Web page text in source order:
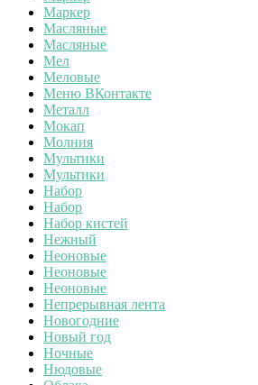
Маркер
Масляные
Масляные
Мел
Меловые
Меню ВКонтакте
Металл
Мокап
Молния
Мультики
Мультики
Набор
Набор
Набор кистей
Нежный
Неоновые
Неоновые
Неоновые
Непрерывная лента
Новогодние
Новый год
Ночные
Нюдовые